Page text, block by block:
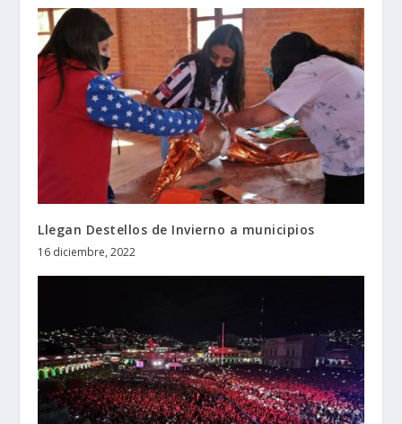
Llegan Destellos de Invierno a municipios
16 diciembre, 2022